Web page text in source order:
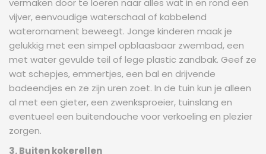
vermaken door te loeren naar alles wat in en rond een
vijver, eenvoudige waterschaal of kabbelend
waterornament beweegt. Jonge kinderen maak je
gelukkig met een simpel opblaasbaar zwembad, een
met water gevulde teil of lege plastic zandbak. Geef ze
wat schepjes, emmertjes, een bal en drijvende
badeendjes en ze zijn uren zoet. In de tuin kun je alleen
al met een gieter, een zwenksproeier, tuinslang en
eventueel een buitendouche voor verkoeling en plezier
zorgen.
3. Buiten kokerellen